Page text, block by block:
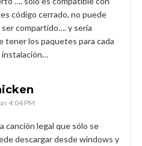
código cerrado, no puede
compartido…. y sería
tener los paquetes para cada
instalación…
4:04 PM
canción legal que sólo se
descargar desde windows y